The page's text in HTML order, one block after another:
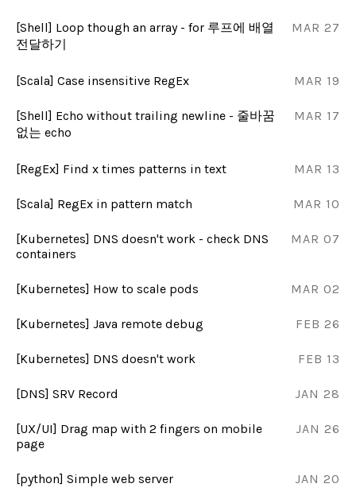
MAR 27
[Shell] Loop though an array - for 루프에 배열
전달하기
MAR 19
[Scala] Case insensitive RegEx
MAR 17
[Shell] Echo without trailing newline - 줄바꿈
없는 echo
MAR 13
[RegEx] Find x times patterns in text
MAR 10
[Scala] RegEx in pattern match
MAR 07
[Kubernetes] DNS doesn't work - check DNS
containers
MAR 02
[Kubernetes] How to scale pods
FEB 26
[Kubernetes] Java remote debug
FEB 13
[Kubernetes] DNS doesn't work
JAN 28
[DNS] SRV Record
JAN 26
[UX/UI] Drag map with 2 fingers on mobile
page
JAN 20
[python] Simple web server